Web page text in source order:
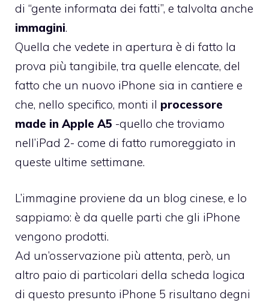
di “gente informata dei fatti”, e talvolta anche
immagini.
Quella che vedete in apertura è di fatto la
prova più tangibile, tra quelle elencate, del
fatto che un nuovo iPhone sia in cantiere e
che, nello specifico, monti il processore
made in Apple A5 -quello che troviamo
nell’iPad 2- come di fatto rumoreggiato in
queste ultime settimane.
L’immagine proviene da un blog cinese, e lo
sappiamo: è da quelle parti che gli iPhone
vengono prodotti.
Ad un’osservazione più attenta, però, un
altro paio di particolari della scheda logica
di questo presunto iPhone 5 risultano degni